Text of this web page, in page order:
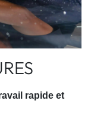
rapide et